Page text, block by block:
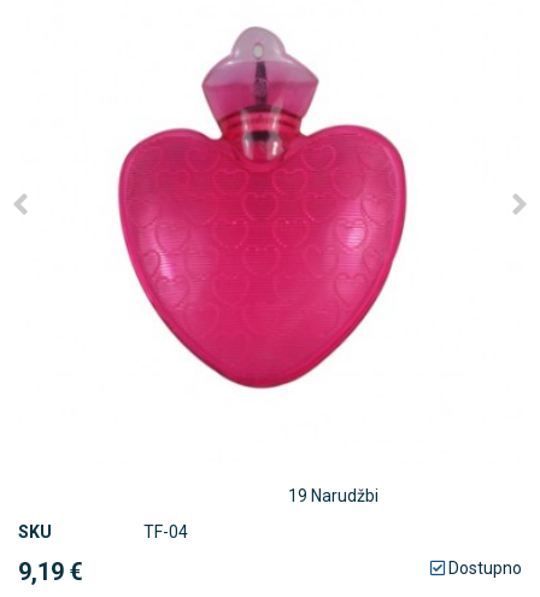
19 Narudžbi
SKU
TF-04
9,19 € Dostupno